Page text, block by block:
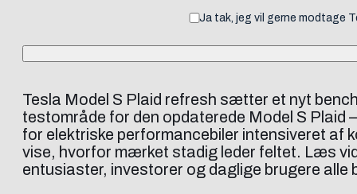
Ja tak, jeg vil gerne modtage
Tesla Model S Plaid refresh sætter et nyt
testområde for den opdaterede Model S
for elektriske performancebiler intensiveret af
vise, hvorfor mærket stadig leder feltet. Læs
entusiaster, investorer og daglige brugere